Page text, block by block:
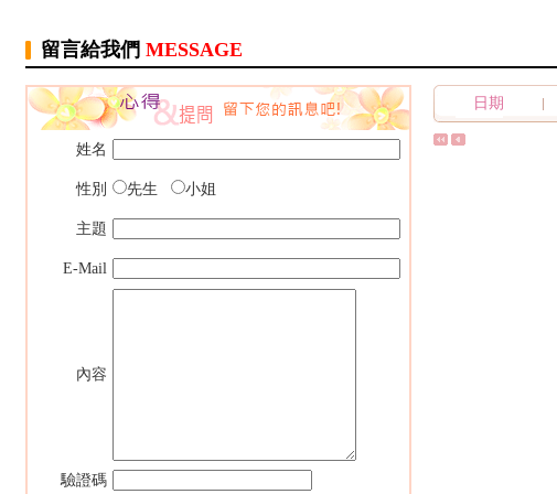
留言給我們 MESSAGE
姓名
性別 先生 小姐
主題
E-Mail
內容
驗證碼
日期